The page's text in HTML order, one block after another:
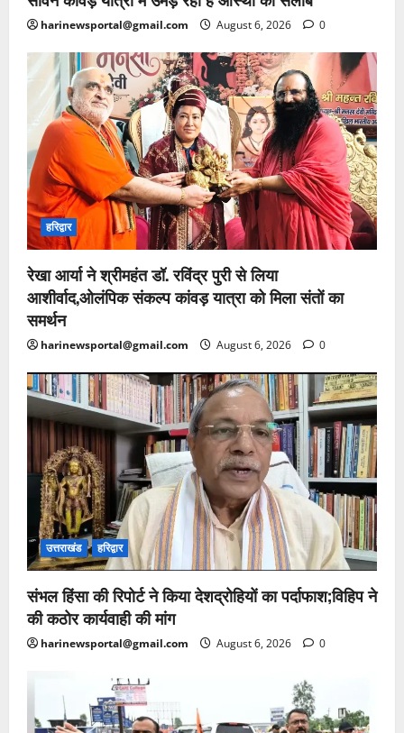
harinewsportal@gmail.com August 6, 2026 0
हरिद्वार
रेखा आर्या ने श्रीमहंत डॉ. रविंद्र पुरी से लिया
आशीर्वाद,ओलंपिक संकल्प कांवड़ यात्रा को मिला संतों का
समर्थन
harinewsportal@gmail.com August 6, 2026 0
उत्तराखंड हरिद्वार
संभल हिंसा की रिपोर्ट ने किया देशद्रोहियों का पर्दाफाश;विहिप ने
की कठोर कार्यवाही की मांग
harinewsportal@gmail.com August 6, 2026 0